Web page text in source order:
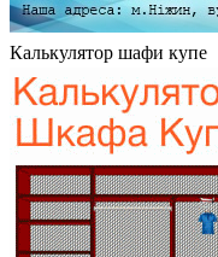
Калькулятор шафи купе